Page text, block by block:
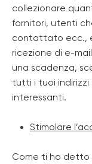
collezionare
fornitori, utenti
contattato ecc.,
ricezione di e-
una scadenza,
tutti i tuoi
interessanti.
Stimolare
Come ti ho detto